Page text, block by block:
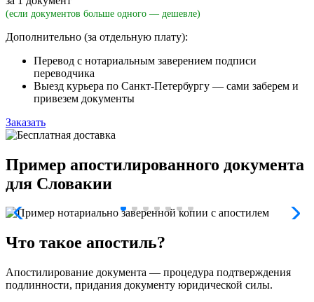
(если документов больше одного — дешевле)
Дополнительно (за отдельную плату):
Перевод с нотариальным заверением подписи
переводчика
Выезд курьера по Санкт-Петербургу — сами заберем и
привезем документы
Заказать
Пример апостилированного документа
для Словакии
Что такое апостиль?
Апостилирование документа — процедура подтверждения
подлинности, придания документу юридической силы.